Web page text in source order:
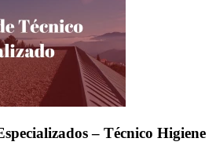
– Técnico Higiene